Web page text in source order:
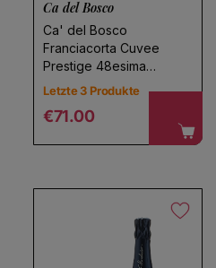
Ca del Bosco
Ca' del Bosco
Franciacorta Cuvee
Prestige 48esima
Edizione Extra Brut
Letzte 3 Produkte
Regular price
€71.00
Suche
Suche speichern